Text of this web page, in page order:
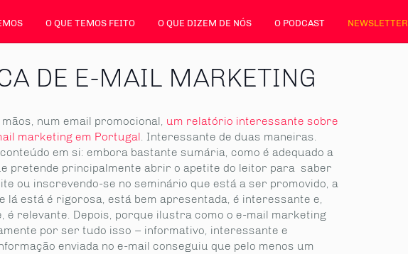
O QUE TEMOS FEITO O QUE DIZEM DE NÓS O PODCAST NEWSLETTER
DE E-MAIL MARKETING
num email promocional, um relatório interessante sobre
marketing em Portugal. Interessante de duas maneiras.
em si: embora bastante sumária, como é adequado a
pretende principalmente abrir o apetite do leitor para saber
ou inscrevendo-se no seminário que está a ser promovido, a
lá está é rigorosa, está bem apresentada, é interessante e,
é relevante. Depois, porque ilustra como o e-mail marketing
por ser tudo isso – informativo, interessante e
enviada no e-mail conseguiu que pelo menos um